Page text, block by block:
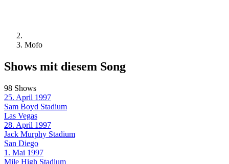
Mofo
Shows mit diesem Song
98 Shows
25. April 1997
Sam Boyd Stadium
Las Vegas
28. April 1997
Jack Murphy Stadium
San Diego
1. Mai 1997
Mile High Stadium